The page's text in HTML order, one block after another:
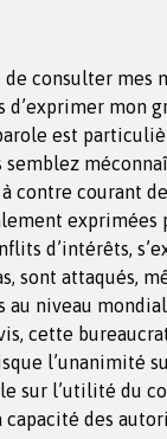
consulter mes
d’exprimer mon
est
semblez
contre courant
exprimées
d’intérêts,
sont attaqués,
au niveau
cette
l’unanimité
sur l’utilité du
capacité des